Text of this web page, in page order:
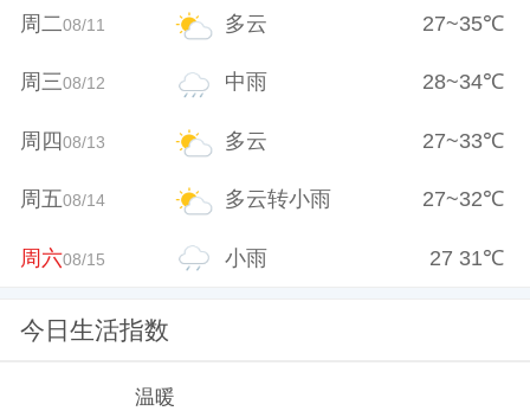
周二08/11 多云 27~35℃
周三08/12 中雨 28~34℃
周四08/13 多云 27~33℃
周五08/14 多云转小雨 27~32℃
周六08/15 小雨 27 31℃
今日生活指数
温暖